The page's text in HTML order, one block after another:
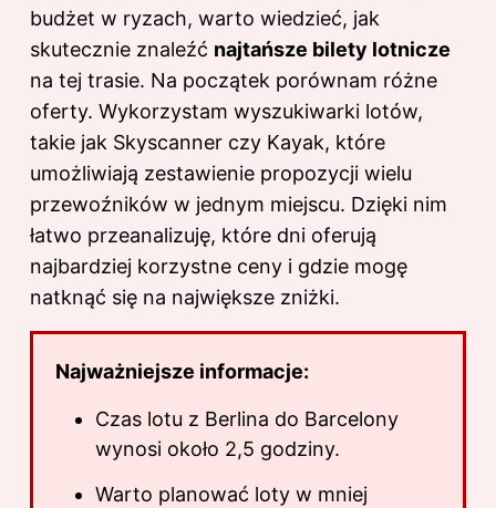
budżet w ryzach, warto wiedzieć, jak
skutecznie znaleźć najtańsze bilety lotnicze
na tej trasie. Na początek porównam różne
oferty. Wykorzystam wyszukiwarki lotów,
takie jak Skyscanner czy Kayak, które
umożliwiają zestawienie propozycji wielu
przewoźników w jednym miejscu. Dzięki nim
łatwo przeanalizuję, które dni oferują
najbardziej korzystne ceny i gdzie mogę
natknąć się na największe zniżki.
Najważniejsze informacje:
Czas lotu z Berlina do Barcelony
wynosi około 2,5 godziny.
Warto planować loty w mniej